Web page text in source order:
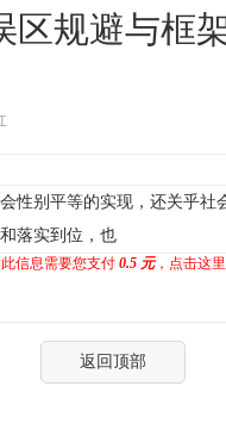
区规避与框
别平等的实现，还关乎社
落实到位，也
信息需要您支付 0.5 元，点击这
返回顶部